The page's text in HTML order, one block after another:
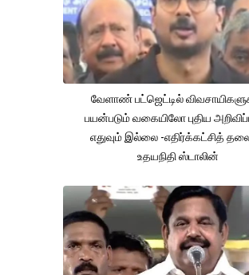
வேளாண் பட்ஜெட்டில்
பயன்படும் வகையிலோ புதிய
எதுவும் இல்லை -எதிர்க்கட்சித்
உதயநிதி ஸ்டாலின்